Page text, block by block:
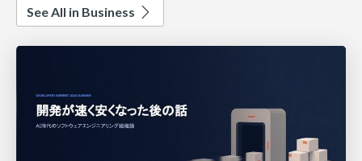
See All in Business